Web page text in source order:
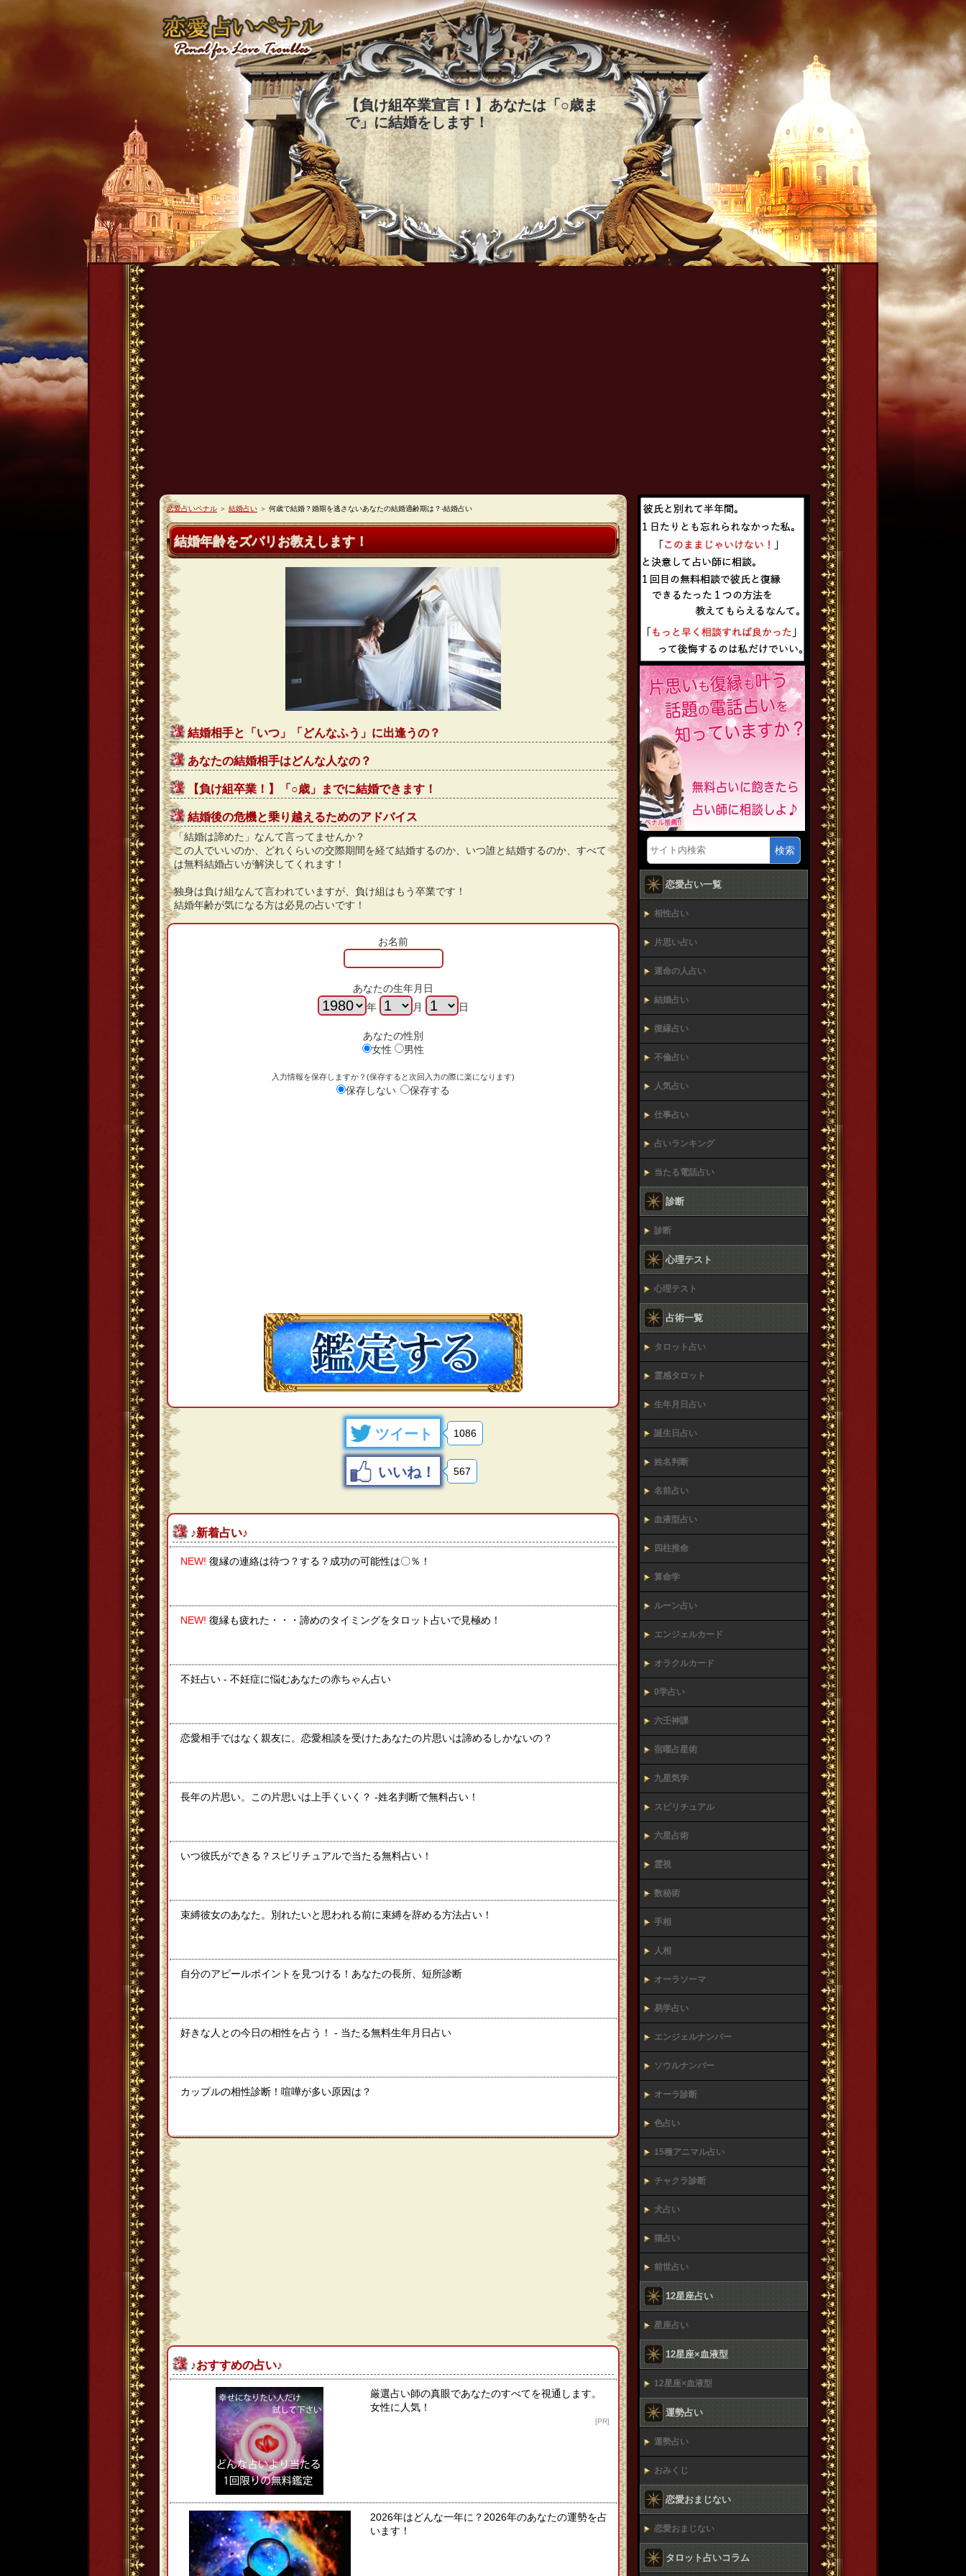
【負け組卒業宣言！】あなたは「○歳ま
で」に結婚をします！
恋愛占いペナル ＞ 結婚占い ＞ 何歳で結婚？婚期を逃さないあなたの結婚適齢期は？-結婚占い
結婚年齢をズバリお教えします！
結婚相手と「いつ」「どんなふう」に出逢うの？
あなたの結婚相手はどんな人なの？
【負け組卒業！】「○歳」までに結婚できます！
結婚後の危機と乗り越えるためのアドバイス
「結婚は諦めた」なんて言ってませんか？
この人でいいのか、どれくらいの交際期間を経て結婚するのか、いつ誰と結婚するのか、すべて
は無料結婚占いが解決してくれます！
独身は負け組なんて言われていますが、負け組はもう卒業です！
結婚年齢が気になる方は必見の占いです！
お名前
あなたの生年月日
年
月 日
あなたの性別
女性
男性
入力情報を保存しますか？(保存すると次回入力の際に楽になります)
保存しない 保存する
ツイート 1086
いいね！ 567
♪新着占い♪
NEW! 復縁の連絡は待つ？する？成功の可能性は〇％！
NEW! 復縁も疲れた・・・諦めのタイミングをタロット占いで見極め！
不妊占い - 不妊症に悩むあなたの赤ちゃん占い
恋愛相手ではなく親友に。恋愛相談を受けたあなたの片思いは諦めるしかないの？
長年の片思い。この片思いは上手くいく？ -姓名判断で無料占い！
いつ彼氏ができる？スピリチュアルで当たる無料占い！
束縛彼女のあなた。別れたいと思われる前に束縛を辞める方法占い！
自分のアピールポイントを見つける！あなたの長所、短所診断
好きな人との今日の相性を占う！ ‐ 当たる無料生年月日占い
カップルの相性診断！喧嘩が多い原因は？
♪おすすめの占い♪
厳選占い師の真眼であなたのすべてを視通します。
女性に人気！
[PR]
2026年はどんな一年に？2026年のあなたの運勢を占
います！
検索
恋愛占い一覧
相性占い
片思い占い
運命の人占い
結婚占い
復縁占い
不倫占い
人気占い
仕事占い
占いランキング
当たる電話占い
診断
診断
心理テスト
心理テスト
占術一覧
タロット占い
霊感タロット
生年月日占い
誕生日占い
姓名判断
名前占い
血液型占い
四柱推命
算命学
ルーン占い
エンジェルカード
オラクルカード
0学占い
六壬神課
宿曜占星術
九星気学
スピリチュアル
六星占術
霊視
数秘術
手相
人相
オーラソーマ
易学占い
エンジェルナンバー
ソウルナンバー
オーラ診断
色占い
15種アニマル占い
チャクラ診断
犬占い
猫占い
前世占い
12星座占い
星座占い
12星座×血液型
12星座×血液型
運勢占い
運勢占い
おみくじ
恋愛おまじない
恋愛おまじない
タロット占いコラム